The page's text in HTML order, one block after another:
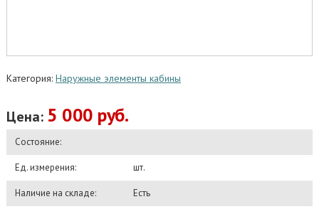
Категория: Наружные элементы кабины
Цена: 5 000 руб.
Состояние:
Ед. измерения: шт.
Наличие на складе: Есть